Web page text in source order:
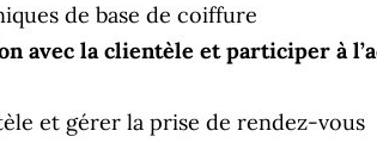
de base de coiffure
avec la clientèle et participer à
et gérer la prise de rendez-vous